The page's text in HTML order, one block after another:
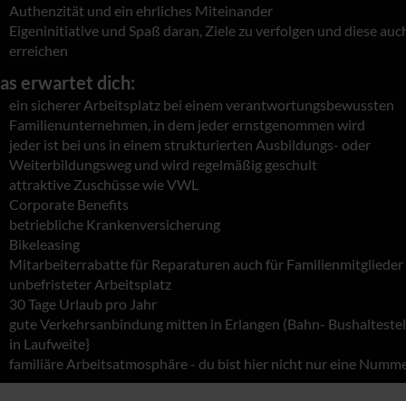
Authenzität und ein ehrliches Miteinander
Eigeninitiative und Spaß daran, Ziele zu verfolgen und diese
erreichen
erwartet dich:
ein sicherer Arbeitsplatz bei einem verantwortungsbewussten
Familienunternehmen, in dem jeder ernstgenommen wird
jeder ist bei uns in einem strukturierten Ausbildungs- oder
Weiterbildungsweg und wird regelmäßig geschult
attraktive Zuschüsse wie VWL
Corporate Benefits
betriebliche Krankenversicherung
Bikeleasing
Mitarbeiterrabatte für Reparaturen auch für Familienmitglieder
unbefristeter Arbeitsplatz
30 Tage Urlaub pro Jahr
gute Verkehrsanbindung mitten in Erlangen (Bahn-
in Laufweite}
familiäre Arbeitsatmosphäre - du bist hier nicht nur eine